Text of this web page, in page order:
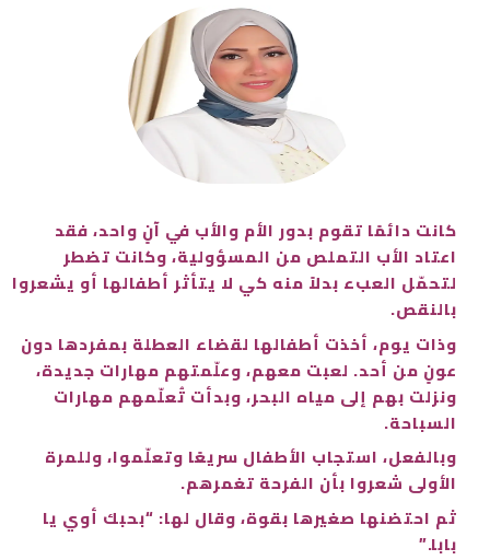
كانت دائمًا تقوم بدور الأم والأب في آنٍ واحد، فقد
اعتاد الأب التملص من المسؤولية، وكانت تضطر
لتحمّل العبء بدلاً منه كي لا يتأثر أطفالها أو يشعروا
بالنقص.
وذات يوم، أخذت أطفالها لقضاء العطلة بمفردها دون
عونٍ من أحد. لعبت معهم، وعلّمتهم مهارات جديدة،
ونزلت بهم إلى مياه البحر، وبدأت تُعلّمهم مهارات
السباحة.
وبالفعل، استجاب الأطفال سريعًا وتعلّموا، وللمرة
الأولى شعروا بأن الفرحة تغمرهم.
ثم احتضنها صغيرها بقوة، وقال لها: “بحبك أوي يا
بابا.”